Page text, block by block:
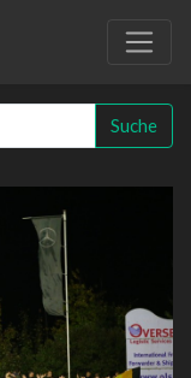
Suche